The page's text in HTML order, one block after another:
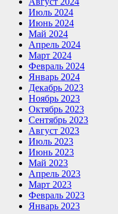
Июль 2024
Июнь 2024
Май 2024
Апрель 2024
Март 2024
Февраль 2024
Январь 2024
Декабрь 2023
Ноябрь 2023
Октябрь 2023
Сентябрь 2023
Август 2023
Июль 2023
Июнь 2023
Май 2023
Апрель 2023
Март 2023
Февраль 2023
Январь 2023